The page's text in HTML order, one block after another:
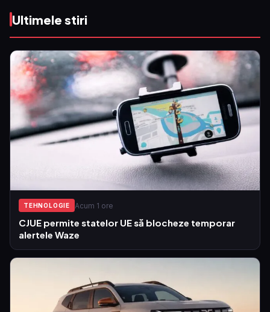
Ultimele stiri
TEHNOLOGIE Acum 1 ore
CJUE permite statelor UE să blocheze temporar
alertele Waze